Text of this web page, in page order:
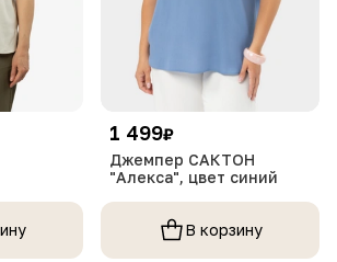
1 499₽
Джемпер САКТОН
"Алекса", цвет синий
В корзину